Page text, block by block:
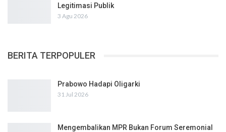
Legitimasi Publik
3 Agu 2026
BERITA TERPOPULER
Prabowo Hadapi Oligarki
31 Jul 2026
Mengembalikan MPR Bukan Forum Seremonial